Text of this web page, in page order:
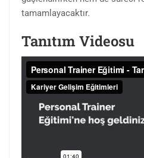
tamamlayacaktır.
Tanıtım Videosu